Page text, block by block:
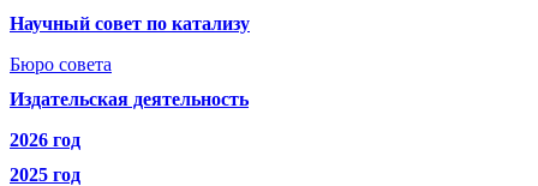
Научный совет по катализу
Бюро совета
Издательская деятельность
2026 год
2025 год